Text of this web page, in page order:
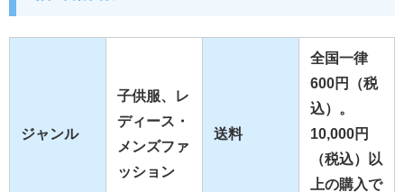
ジャンル
子供服、レ
ディース・
メンズファ
ッション
送料
全国一律
600円（税
込）。
10,000円
（税込）以
上の購入で